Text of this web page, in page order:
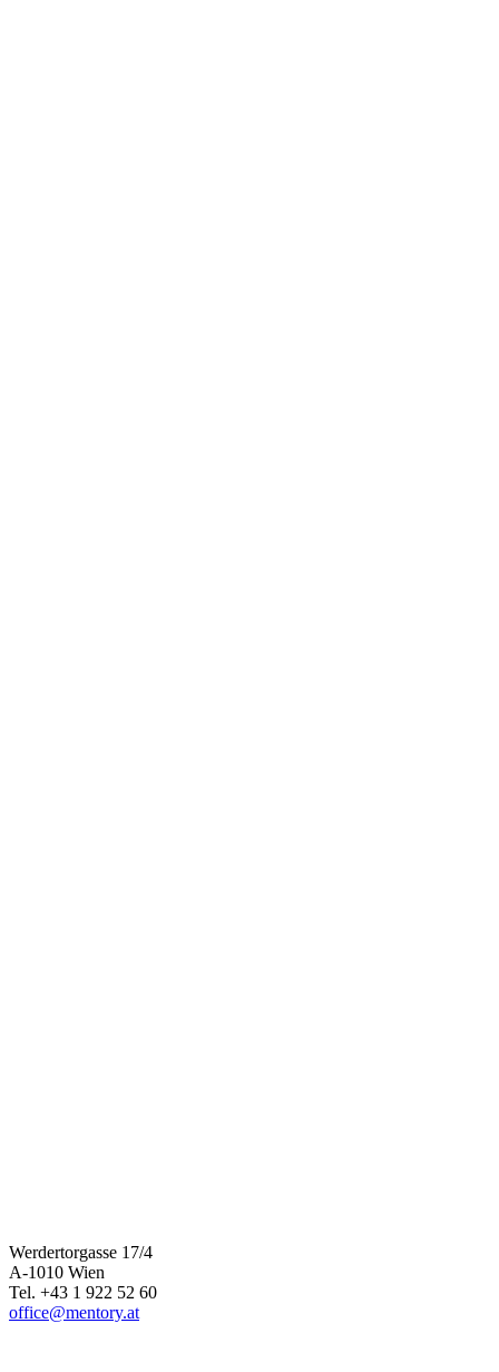
Werdertorgasse 17/4
A-1010 Wien
Tel. +43 1 922 52 60
office@mentory.at